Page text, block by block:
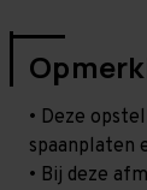
• Deze
spaanplaten
• Bij deze